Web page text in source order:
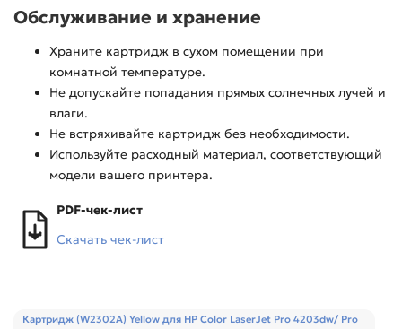
Обслуживание и хранение
Храните картридж в сухом помещении при
комнатной температуре.
Не допускайте попадания прямых солнечных лучей и
влаги.
Не встряхивайте картридж без необходимости.
Используйте расходный материал, соответствующий
модели вашего принтера.
PDF-чек-лист
Скачать чек-лист
Картридж (W2302A) Yellow для HP Color LaserJet Pro 4203dw/ Pro